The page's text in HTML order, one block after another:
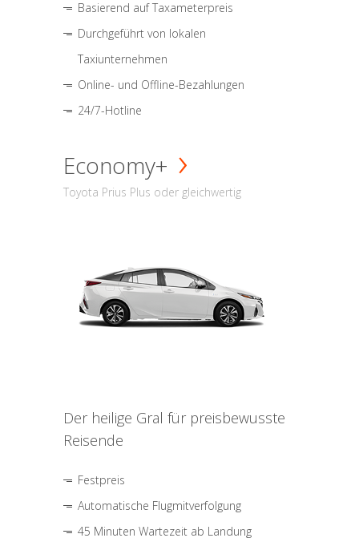
Basierend auf Taxameterpreis
Durchgeführt von lokalen
Taxiunternehmen
Online- und Offline-Bezahlungen
24/7-Hotline
Economy+
Toyota Prius Plus oder gleichwertig
Der heilige Gral für preisbewusste
Reisende
Festpreis
Automatische Flugmitverfolgung
45 Minuten Wartezeit ab Landung